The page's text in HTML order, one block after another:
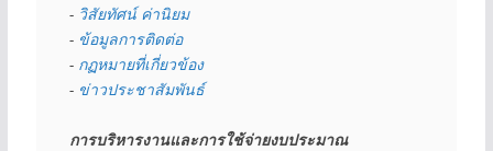
- วิสัยทัศน์ ค่านิยม
- ข้อมูลการติดต่อ
- กฏหมายที่เกี่ยวข้อง
- ข่าวประชาสัมพันธ์
การบริหารงานและการใช้จ่ายงบประมาณ